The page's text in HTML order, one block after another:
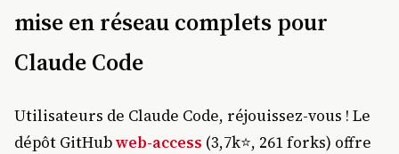
mise en réseau complets pour
Claude Code
Utilisateurs de Claude Code, réjouissez-vous ! Le
dépôt GitHubweb-access (3,7k⭐, 261 forks) offre